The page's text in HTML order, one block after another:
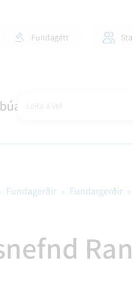
Leita á vef
Fundagátt
Fundagerðir Fundargerðir